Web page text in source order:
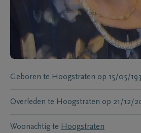
Geboren te Hoogstraten op 15/05/
Overleden te Hoogstraten op 21/12/
Woonachtig te Hoogstraten